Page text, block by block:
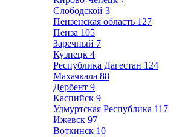
Слободской 3
Пензенская область 127
Пенза 105
Заречный 7
Кузнецк 4
Республика Дагестан 124
Махачкала 88
Дербент 9
Каспийск 9
Удмуртская Республика 117
Ижевск 97
Воткинск 10